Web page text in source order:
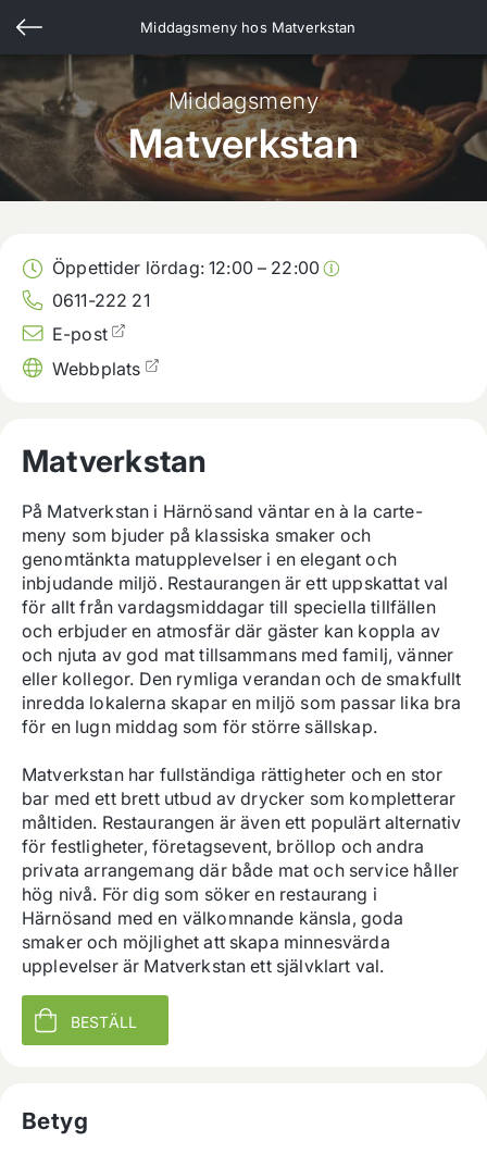
Middagsmeny hos Matverkstan
Middagsmeny
Matverkstan
Öppettider lördag:12:00– 22:00
0611-222 21
E-post
Webbplats
Matverkstan
På Matverkstan i Härnösand väntar en à la carte-
meny som bjuder på klassiska smaker och
genomtänkta matupplevelser i en elegant och
inbjudande miljö. Restaurangen är ett uppskattat val
för allt från vardagsmiddagar till speciella tillfällen
och erbjuder en atmosfär där gäster kan koppla av
och njuta av god mat tillsammans med familj, vänner
eller kollegor. Den rymliga verandan och de smakfullt
inredda lokalerna skapar en miljö som passar lika bra
för en lugn middag som för större sällskap.
Matverkstan har fullständiga rättigheter och en stor
bar med ett brett utbud av drycker som kompletterar
måltiden. Restaurangen är även ett populärt alternativ
för festligheter, företagsevent, bröllop och andra
privata arrangemang där både mat och service håller
hög nivå. För dig som söker en restaurang i
Härnösand med en välkomnande känsla, goda
smaker och möjlighet att skapa minnesvärda
upplevelser är Matverkstan ett självklart val.
BESTÄLL
Betyg